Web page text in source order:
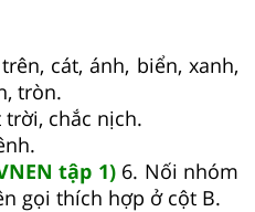
cát, ánh, biển, xanh,
tròn.
trời, chắc nịch.
tập 1)6. Nối nhóm
gọi thích hợp ở cột B.